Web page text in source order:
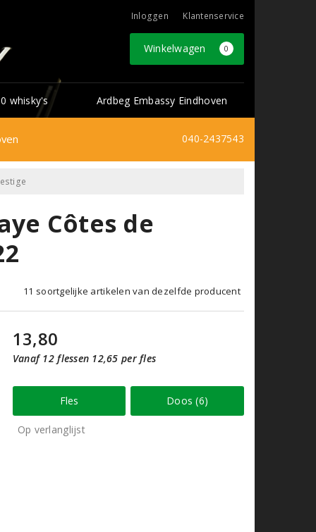
Inloggen Klantenservice
Winkelwagen 0
whisky's Ardbeg Embassy Eindhoven
040-2437543
Côtes de
11 soortgelijke artikelen van dezelfde producent
13,80
Vanaf 12 flessen 12,65 per fles
Fles Doos (6)
Op verlanglijst